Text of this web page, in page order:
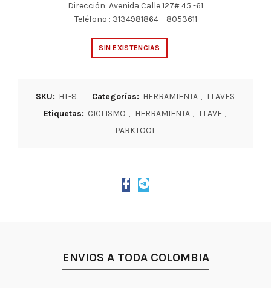
Dirección: Avenida Calle 127# 45 -61
Teléfono : 3134981864 – 8053611
SIN EXISTENCIAS
SKU: HT-8 Categorías: HERRAMIENTA , LLAVES
Etiquetas: CICLISMO , HERRAMIENTA , LLAVE ,
PARKTOOL
ENVIOS A TODA COLOMBIA